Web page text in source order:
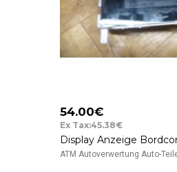
54.00€
Ex Tax:45.38€
ATM Autoverwertung Auto-